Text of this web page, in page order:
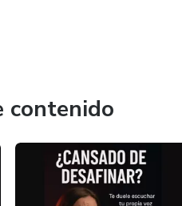
contenido